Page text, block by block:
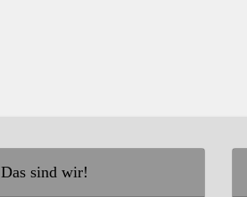
Das sind wir!